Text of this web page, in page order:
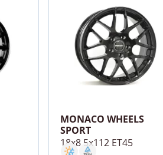
MONACO WHEELS
SPORT
18x8 5x112 ET45